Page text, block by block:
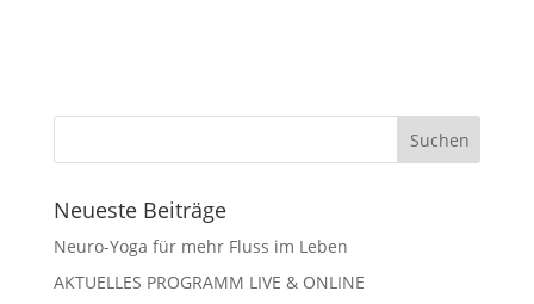
Neueste Beiträge
Neuro-Yoga für mehr Fluss im Leben
AKTUELLES PROGRAMM LIVE & ONLINE